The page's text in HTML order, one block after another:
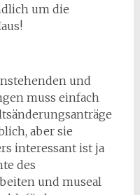
um die
und
muss einfach
aber sie
interessant ist ja
des
und museal